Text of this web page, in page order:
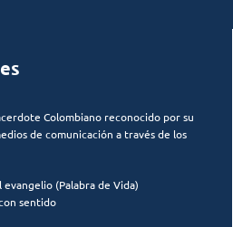
Colombiano reconocido por su
de comunicación a través de los
(Palabra de Vida)
sentido